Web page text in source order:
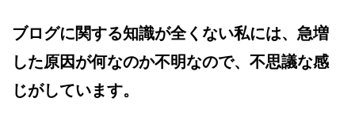
ブログに関する知識が全くない私には、急増
した原因が何なのか不明なので、不思議な感
じがしています。